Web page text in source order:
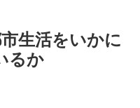
生活をいかに
るか